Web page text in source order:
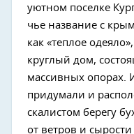
уютном поселке
чье название с
как «теплое
круглый дом,
массивных опорах.
придумали и
скалистом берегу
от ветров и